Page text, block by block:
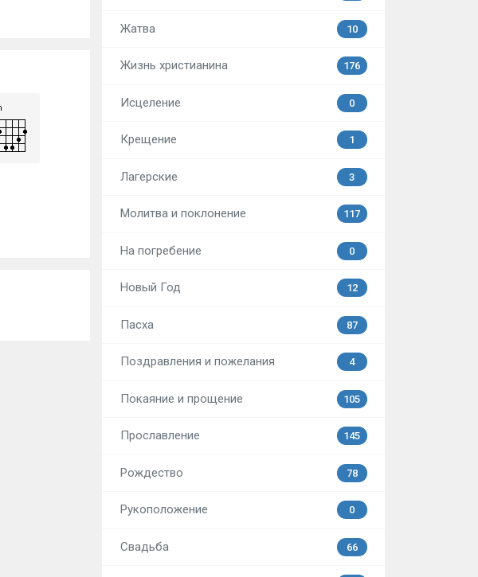
Жатва 10
Жизнь христианина 176
Исцеление 0
Крещение 1
Лагерские 3
Молитва и поклонение 117
На погребение 0
Новый Год 12
Пасха 87
Поздравления и пожелания 4
Покаяние и прощение 105
Прославление 145
Рождество 78
Рукоположение 0
Свадьба 66